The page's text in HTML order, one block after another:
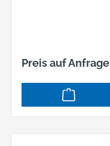
Preis auf Anfrage